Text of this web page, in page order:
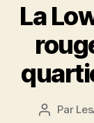
La
Auteur
Par